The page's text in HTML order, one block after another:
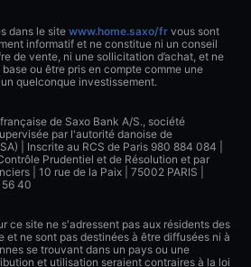
dans le site www.home.saxo/fr vous sont
informatif et ne constitue ni un conseil
de vente, ni une sollicitation d’achat, et ne
ou être pris en compte comme une
quelconque investissement.
de Saxo Bank A/S., société
par l'autorité danoise de
| Inscrite au RCS de Paris 980 884 084 |
Prudentiel et de Résolution et par
| 10 rue de la Paix | 75002 PARIS |
40
ce site ne s'adressent pas aux résidents des
et ne sont pas destinées à être diffusées ni à
se trouvant dans un pays ou une
et utilisation seraient contraires à la loi